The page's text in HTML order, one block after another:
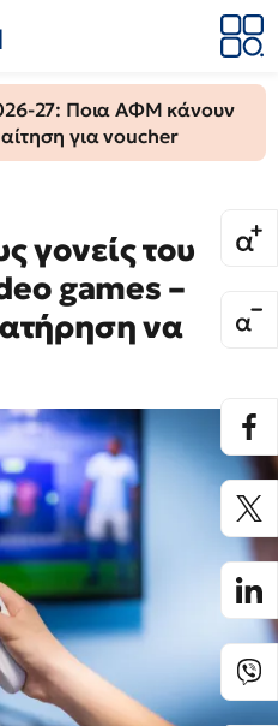
27: Ποια ΑΦΜ κάνουν
για voucher
γονείς του
games –
να